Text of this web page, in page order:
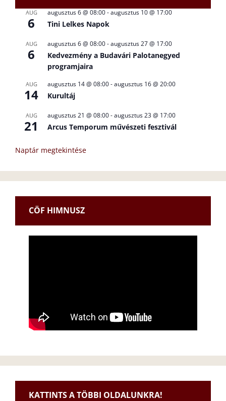
AUG
6
augusztus 6 @ 08:00-augusztus 10 @ 17:00
Tini Lelkes Napok
AUG
6
augusztus 6 @ 08:00-augusztus 27 @ 17:00
Kedvezmény a Budavári Palotanegyed
programjaira
AUG
14
augusztus 14 @ 08:00-augusztus 16 @ 20:00
Kurultáj
AUG
21
augusztus 21 @ 08:00-augusztus 23 @ 17:00
Arcus Temporum művészeti fesztivál
Naptár megtekintése
CÖF HIMNUSZ
KATTINTS A TÖBBI OLDALUNKRA!